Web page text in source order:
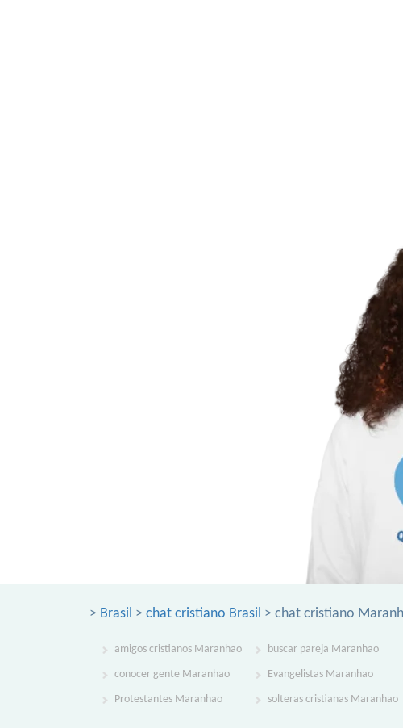
> Brasil > chat cristiano Brasil > chat cristiano
amigos cristianos Maranhao buscar pareja Maranhao
conocer gente Maranhao Evangelistas Maranhao
Protestantes Maranhao solteras cristianas Maranhao